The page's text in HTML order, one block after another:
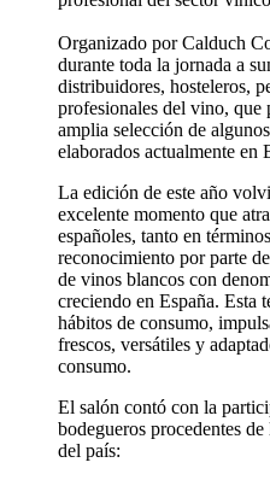
Organizado por Calduch
durante toda la jornada a
distribuidores, hosteleros,
profesionales del vino, que
amplia selección de
elaborados actualmente en
La edición de este año
excelente momento que
españoles, tanto en
reconocimiento por parte
de vinos blancos con
creciendo en España. Esta
hábitos de consumo,
frescos, versátiles y
consumo.
El salón contó con la
bodegueros procedentes
del país: